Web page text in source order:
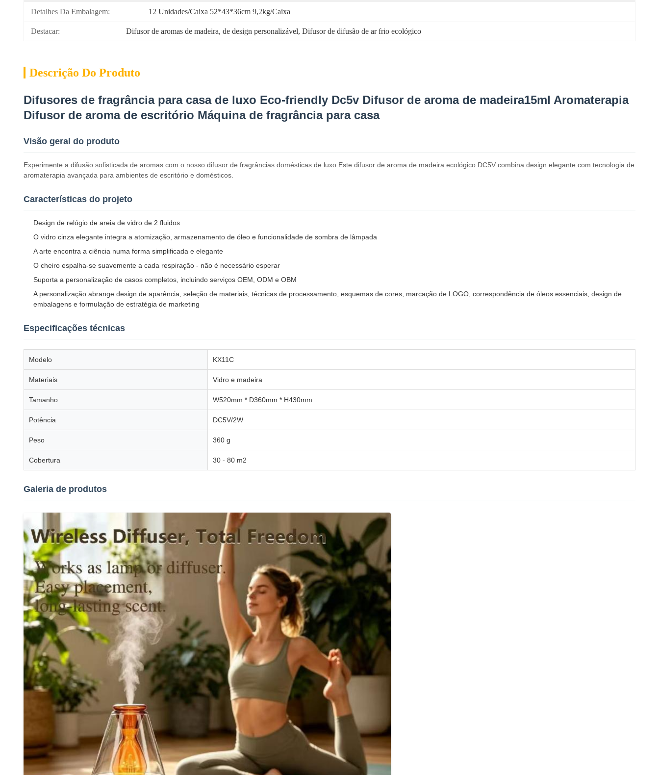
Detalhes Da Embalagem: 12 Unidades/caixa 52*43*36cm 9,2kg/caixa
Destacar: Difusor de aromas de madeira, de design personalizável, Difusor de difusão de ar frio ecológico
Descrição Do Produto
Difusores de fragrância para casa de luxo Eco-friendly Dc5v Difusor de aroma de madeira15ml Aromaterapia
Difusor de aroma de escritório Máquina de fragrância para casa
Visão geral do produto
Experimente a difusão sofisticada de aromas com o nosso difusor de fragrâncias domésticas de luxo.Este difusor de aroma de madeira ecológico DC5V combina design elegante com tecnologia de
aromaterapia avançada para ambientes de escritório e domésticos.
Características do projeto
Design de relógio de areia de vidro de 2 fluidos
O vidro cinza elegante integra a atomização, armazenamento de óleo e funcionalidade de sombra de lâmpada
A arte encontra a ciência numa forma simplificada e elegante
O cheiro espalha-se suavemente a cada respiração - não é necessário esperar
Suporta a personalização de casos completos, incluindo serviços OEM, ODM e OBM
A personalização abrange design de aparência, seleção de materiais, técnicas de processamento, esquemas de cores, marcação de LOGO, correspondência de óleos essenciais, design de
embalagens e formulação de estratégia de marketing
Especificações técnicas
Modelo KX11C
Materiais Vidro e madeira
Tamanho W520mm * D360mm * H430mm
Potência DC5V/2W
Peso 360 g
Cobertura 30 - 80 m2
Galeria de produtos